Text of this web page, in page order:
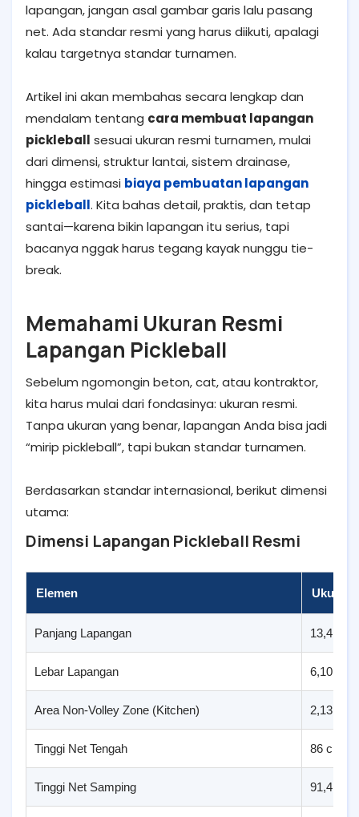
lapangan, jangan asal gambar garis lalu pasang
net. Ada standar resmi yang harus diikuti, apalagi
kalau targetnya standar turnamen.
Artikel ini akan membahas secara lengkap dan
mendalam tentang cara membuat lapangan
pickleball sesuai ukuran resmi turnamen, mulai
dari dimensi, struktur lantai, sistem drainase,
hingga estimasi biaya pembuatan lapangan
pickleball. Kita bahas detail, praktis, dan tetap
santai—karena bikin lapangan itu serius, tapi
bacanya nggak harus tegang kayak nunggu tie-
break.
Memahami Ukuran Resmi
Lapangan Pickleball
Sebelum ngomongin beton, cat, atau kontraktor,
kita harus mulai dari fondasinya: ukuran resmi.
Tanpa ukuran yang benar, lapangan Anda bisa jadi
“mirip pickleball”, tapi bukan standar turnamen.
Berdasarkan standar internasional, berikut dimensi
utama:
Dimensi Lapangan Pickleball Resmi
Elemen Ukuran
Panjang Lapangan 13,41
Lebar Lapangan 6,10
Area Non-Volley Zone (Kitchen) 2,13
Tinggi Net Tengah 86 cm
Tinggi Net Samping 91,4 cm